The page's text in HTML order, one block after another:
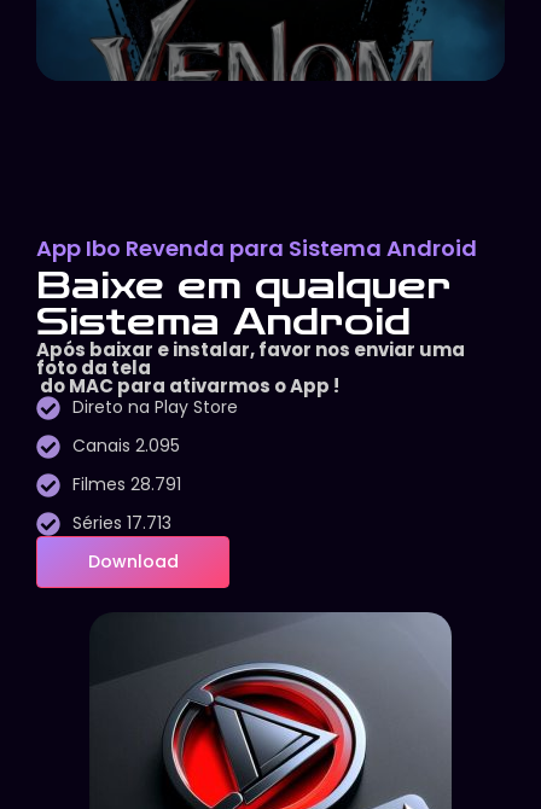
App Ibo Revenda para Sistema Android
Baixe em qualquer
Sistema Android
Após baixar e instalar, favor nos enviar uma
foto da tela
do MAC para ativarmos o App !
Direto na Play Store
Canais 2.095
Filmes 28.791
Séries 17.713
Download